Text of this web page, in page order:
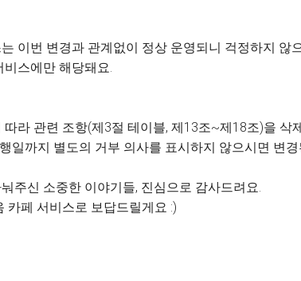
이번 변경과 관계없이 정상 운영되니 걱정하지
스에만 해당돼요.
라 관련 조항(제3절 테이블, 제13조~제18조)을
일까지 별도의 거부 의사를 표시하지 않으시면 변
주신 소중한 이야기들, 진심으로 감사드려요.
카페 서비스로 보답드릴게요 :)